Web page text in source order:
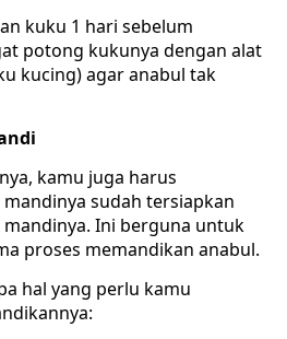
kuku 1 hari sebelum
potong kukunya dengan alat
kucing) agar anabul tak
kamu juga harus
sudah tersiapkan
Ini berguna untuk
proses memandikan anabul.
hal yang perlu kamu